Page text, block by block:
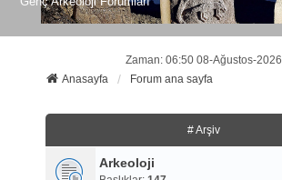
Zaman: 06:50 08-Ağustos-2026
Anasayfa
Forum ana sayfa
# Arşiv
Arkeoloji